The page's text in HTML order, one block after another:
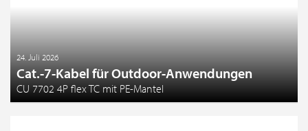
24. Juli 2026
Cat.-7-Kabel für Outdoor-Anwendungen
CU 7702 4P flex TC mit PE-Mantel